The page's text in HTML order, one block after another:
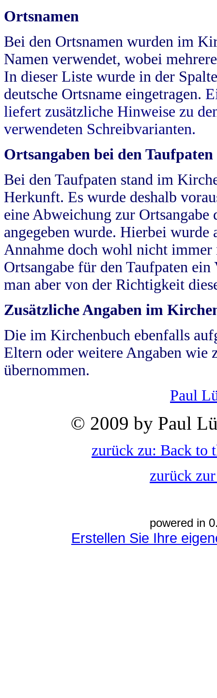
Ortsnamen
Bei den Ortsnamen wurden im
Namen verwendet, wobei
In dieser Liste wurde in der
deutsche Ortsname eingetragen.
liefert zusätzliche Hinweise zu
verwendeten Schreibvarianten.
Ortsangaben bei den Taufpaten
Bei den Taufpaten stand im
Herkunft. Es wurde deshalb
eine Abweichung zur
angegeben wurde. Hierbei wurde
Annahme doch wohl nicht
Ortsangabe für den Taufpaten
man aber von der Richtigkeit
Zusätzliche Angaben im
Die im Kirchenbuch ebenfalls
Eltern oder weitere Angaben wie
übernommen.
Paul
© 2009 by Paul
zurück zu: Back to
zurück
powered in
Erstellen Sie Ihre